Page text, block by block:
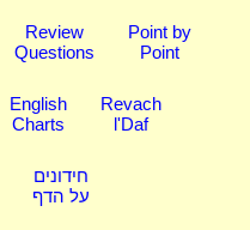
Review
Questions
Point by
Point
English
Charts
Revach
l'Daf
חידונים
על הדף